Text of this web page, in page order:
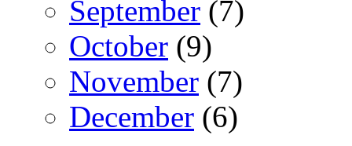
September (7)
October (9)
November (7)
December (6)